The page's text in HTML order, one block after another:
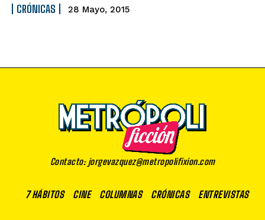
CRÓNICAS 28 Mayo, 2015
Contacto: jorgevazquez@metropolifixion.com
7 HÁBITOS CINE COLUMNAS CRÓNICAS ENTREVISTAS